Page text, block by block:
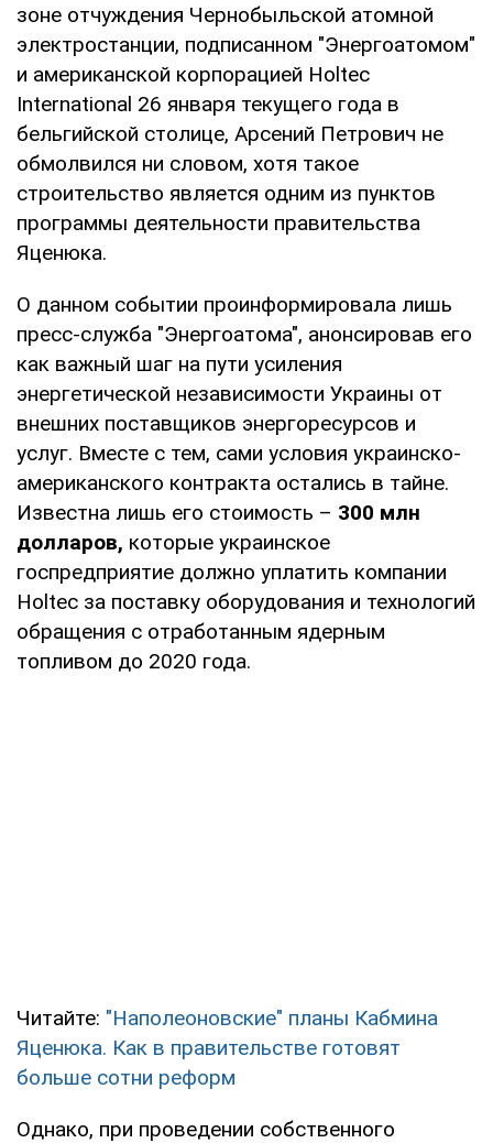
зоне отчуждения Чернобыльской атомной
электростанции, подписанном "Энергоатомом"
и американской корпорацией Holtec
International 26 января текущего года в
бельгийской столице, Арсений Петрович не
обмолвился ни словом, хотя такое
строительство является одним из пунктов
программы деятельности правительства
Яценюка.
О данном событии проинформировала лишь
пресс-служба "Энергоатома", анонсировав его
как важный шаг на пути усиления
энергетической независимости Украины от
внешних поставщиков энергоресурсов и
услуг. Вместе с тем, сами условия украинско-
американского контракта остались в тайне.
Известна лишь его стоимость – 300 млн
долларов, которые украинское
госпредприятие должно уплатить компании
Holtec за поставку оборудования и технологий
обращения с отработанным ядерным
топливом до 2020 года.
Читайте: "Наполеоновские" планы Кабмина
Яценюка. Как в правительстве готовят
больше сотни реформ
Однако, при проведении собственного